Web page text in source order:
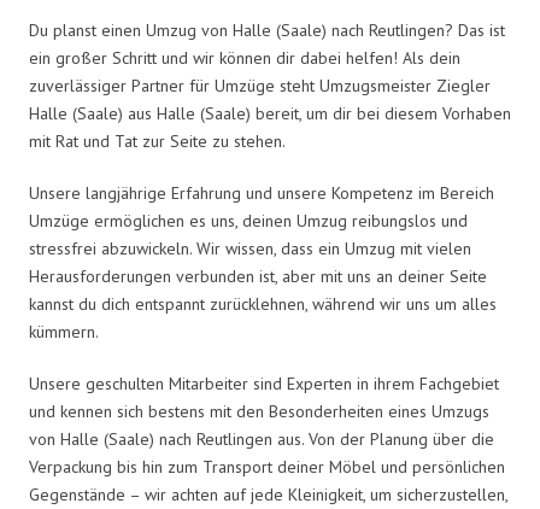
Du planst einen Umzug von Halle (Saale) nach Reutlingen? Das ist
ein großer Schritt und wir können dir dabei helfen! Als dein
zuverlässiger Partner für Umzüge steht Umzugsmeister Ziegler
Halle (Saale) aus Halle (Saale) bereit, um dir bei diesem Vorhaben
mit Rat und Tat zur Seite zu stehen.
Unsere langjährige Erfahrung und unsere Kompetenz im Bereich
Umzüge ermöglichen es uns, deinen Umzug reibungslos und
stressfrei abzuwickeln. Wir wissen, dass ein Umzug mit vielen
Herausforderungen verbunden ist, aber mit uns an deiner Seite
kannst du dich entspannt zurücklehnen, während wir uns um alles
kümmern.
Unsere geschulten Mitarbeiter sind Experten in ihrem Fachgebiet
und kennen sich bestens mit den Besonderheiten eines Umzugs
von Halle (Saale) nach Reutlingen aus. Von der Planung über die
Verpackung bis hin zum Transport deiner Möbel und persönlichen
Gegenstände – wir achten auf jede Kleinigkeit, um sicherzustellen,